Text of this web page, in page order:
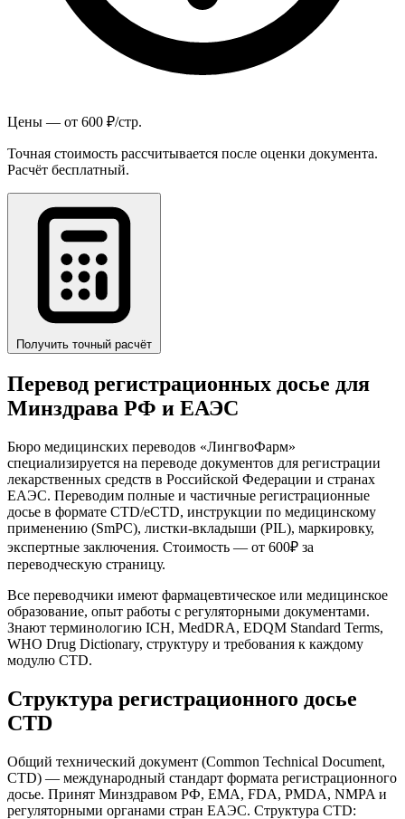
Цены — от 600 ₽/стр.
Точная стоимость рассчитывается после оценки документа.
Расчёт бесплатный.
Получить точный расчёт
Перевод регистрационных досье для
Минздрава РФ и ЕАЭС
Бюро медицинских переводов «ЛингвоФарм»
специализируется на переводе документов для регистрации
лекарственных средств в Российской Федерации и странах
ЕАЭС. Переводим полные и частичные регистрационные
досье в формате CTD/eCTD, инструкции по медицинскому
применению (SmPC), листки-вкладыши (PIL), маркировку,
экспертные заключения. Стоимость — от 600₽ за
переводческую страницу.
Все переводчики имеют фармацевтическое или медицинское
образование, опыт работы с регуляторными документами.
Знают терминологию ICH, MedDRA, EDQM Standard Terms,
WHO Drug Dictionary, структуру и требования к каждому
модулю CTD.
Структура регистрационного досье
CTD
Общий технический документ (Common Technical Document,
CTD) — международный стандарт формата регистрационного
досье. Принят Минздравом РФ, EMA, FDA, PMDA, NMPA и
регуляторными органами стран ЕАЭС. Структура CTD: